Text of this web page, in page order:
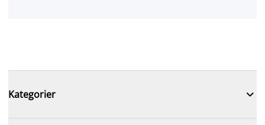
Kategorier 